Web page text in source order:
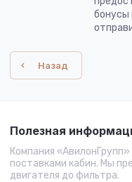
бонусы
Назад
Полезная
Компания
поставками кабин. Мы
двигателя до фильтра.